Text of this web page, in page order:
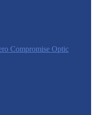
Compromise Optic